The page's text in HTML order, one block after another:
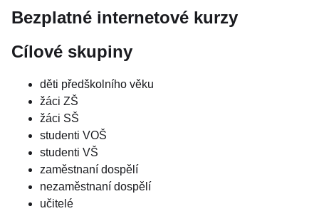
Bezplatné internetové kurzy
Cílové skupiny
děti předškolního věku
žáci ZŠ
žáci SŠ
studenti VOŠ
studenti VŠ
zaměstnaní dospělí
nezaměstnaní dospělí
učitelé